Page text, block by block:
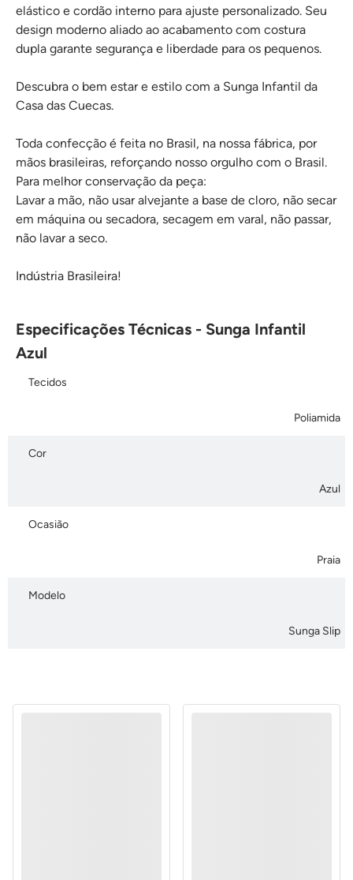
elástico e cordão interno para ajuste personalizado. Seu
design moderno aliado ao acabamento com costura
dupla garante segurança e liberdade para os pequenos.
Descubra o bem estar e estilo com a Sunga Infantil da
Casa das Cuecas.
Toda confecção é feita no Brasil, na nossa fábrica, por
mãos brasileiras, reforçando nosso orgulho com o Brasil.
Para melhor conservação da peça:
Lavar a mão, não usar alvejante a base de cloro, não secar
em máquina ou secadora, secagem em varal, não passar,
não lavar a seco.
Indústria Brasileira!
Especificações Técnicas - Sunga Infantil
Azul
Tecidos
Poliamida
Cor
Azul
Ocasião
Praia
Modelo
Sunga Slip